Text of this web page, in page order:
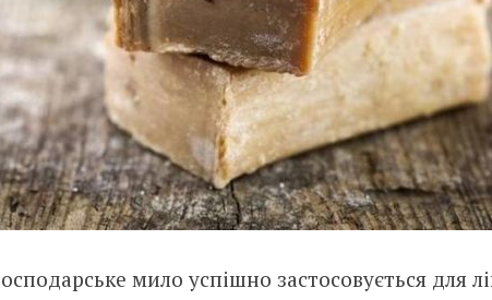
мило успішно застосовується для